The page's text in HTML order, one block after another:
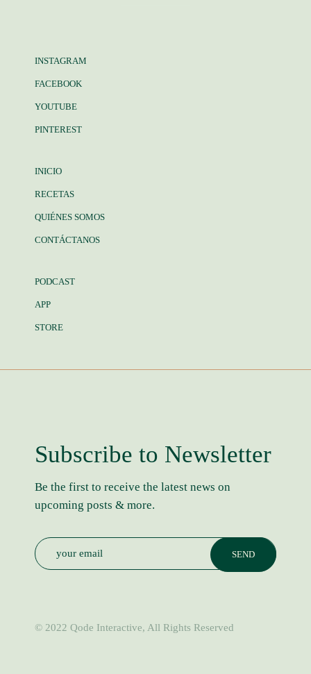
INSTAGRAM
FACEBOOK
YOUTUBE
PINTEREST
INICIO
RECETAS
QUIÉNES SOMOS
CONTÁCTANOS
PODCAST
APP
STORE
Subscribe to Newsletter
Be the first to receive the latest news on
upcoming posts & more.
© 2022 Qode Interactive, All Rights Reserved